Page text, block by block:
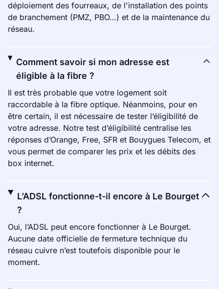
déploiement des fourreaux, de l'installation des points
de branchement (PMZ, PBO…) et de la maintenance du
réseau.
Comment savoir si mon adresse est
éligible à la fibre ?
Il est très probable que votre logement soit
raccordable à la fibre optique. Néanmoins, pour en
être certain, il est nécessaire de tester l’éligibilité de
votre adresse. Notre test d’éligibilité centralise les
réponses d’Orange, Free, SFR et Bouygues Telecom, et
vous permet de comparer les prix et les débits des
box internet.
L’ADSL fonctionne-t-il encore à Le Bourget
?
Oui, l’ADSL peut encore fonctionner à Le Bourget.
Aucune date officielle de fermeture technique du
réseau cuivre n’est toutefois disponible pour le
moment.